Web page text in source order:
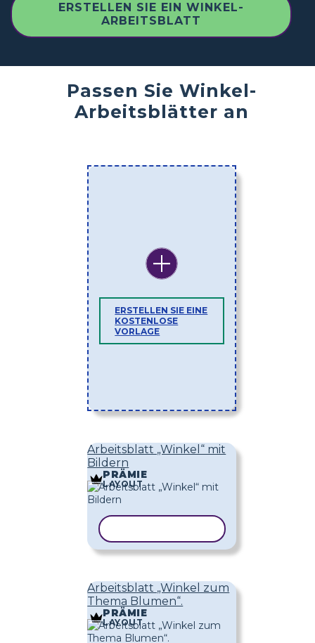
ERSTELLEN SIE EIN WINKEL-
ARBEITSBLATT
Passen Sie Winkel-
Arbeitsblätter an
ERSTELLEN SIE EINE
KOSTENLOSE
VORLAGE
Arbeitsblatt „Winkel“ mit
Bildern
PRÄMIE
LAYOUT
Arbeitsblatt „Winkel zum
Thema Blumen“.
PRÄMIE
LAYOUT